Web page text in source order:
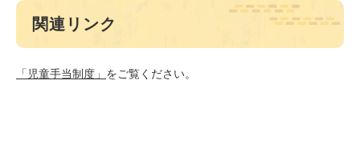
関連リンク
「児童手当制度」 をご覧ください。